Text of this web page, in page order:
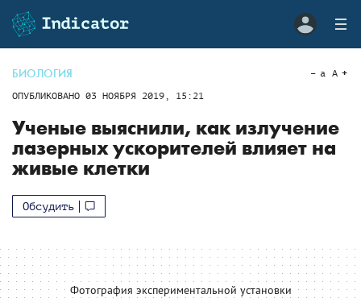
БИОЛОГИЯ
ОПУБЛИКОВАНО 03 НОЯБРЯ 2019, 15:21
a A
Ученые выяснили, как излучение
лазерных ускорителей влияет на
живые клетки
Обсудить
Фотография экспериментальной установки